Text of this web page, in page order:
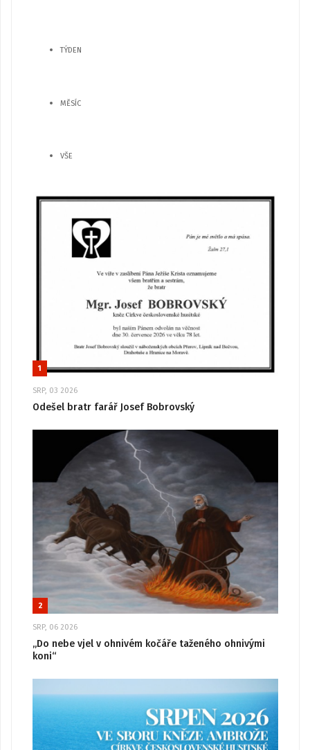
TÝDEN
MĚSÍC
VŠE
1
SRP, 03 2026
Odešel bratr farář Josef Bobrovský
2
SRP, 06 2026
„Do nebe vjel v ohnivém kočáře taženého ohnivými
koni“